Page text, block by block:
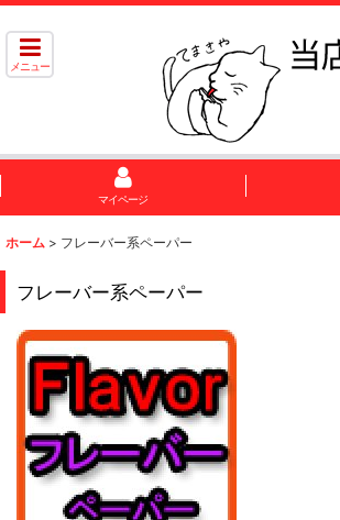
メニュー
マイページ
ホーム > フレーバー系ペーパー
フレーバー系ペーパー